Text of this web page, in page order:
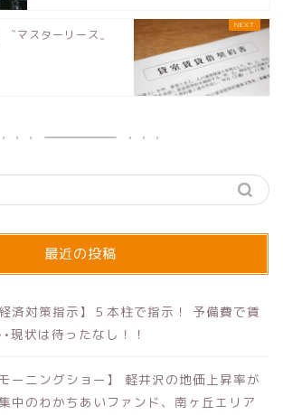
マスターリース〟
最近の投稿
済対策指示】５本柱で指示！ 予備費で賃
現状は待ったなし！！
ーニングショー】 軽井沢の地価上昇率が
中のわかちあいファンド、南ヶ丘エリア